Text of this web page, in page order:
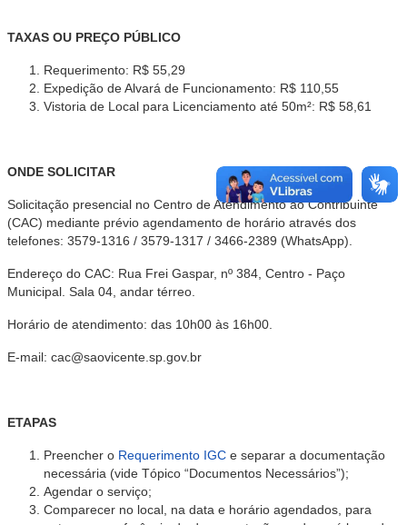
TAXAS OU PREÇO PÚBLICO
Requerimento: R$ 55,29
Expedição de Alvará de Funcionamento: R$ 110,55
Vistoria de Local para Licenciamento até 50m²: R$ 58,61
ONDE SOLICITAR
Solicitação presencial no Centro de Atendimento ao Contribuinte
(CAC) mediante prévio agendamento de horário através dos
telefones: 3579-1316 / 3579-1317 / 3466-2389 (WhatsApp).
Endereço do CAC: Rua Frei Gaspar, nº 384, Centro - Paço
Municipal. Sala 04, andar térreo.
Horário de atendimento: das 10h00 às 16h00.
E-mail: cac@saovicente.sp.gov.br
ETAPAS
Preencher o Requerimento IGC e separar a documentação
necessária (vide Tópico “Documentos Necessários”);
Agendar o serviço;
Comparecer no local, na data e horário agendados, para